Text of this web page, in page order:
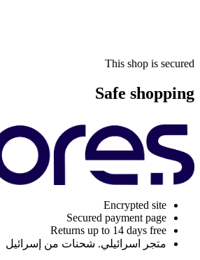
This shop is secured
Safe shopping
Encrypted site
Secured payment page
Returns up to 14 days free
متجر اسرائيلي. شحنات من إسرائيل